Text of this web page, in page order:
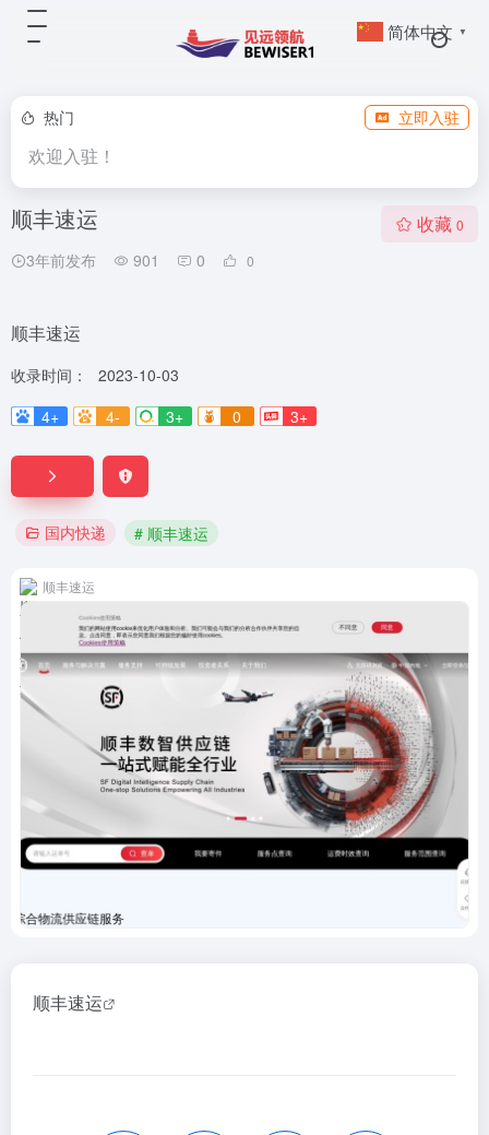
热门 立即入驻
欢迎入驻！
顺丰速运
3年前发布 901 0 0
收藏 0
顺丰速运
收录时间：
2023-10-03
4+
4- 3+ 0 3+
国内快递 # 顺丰速运
顺丰速运
顺丰速运
简体中文 ▼